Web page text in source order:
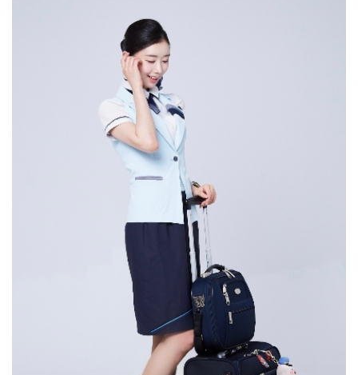
덕분에 저는 제가 하고 싶었던 안경원을 운영하고 있으며
모교에서 강의도 하고 있습니다.기회를 잡기 위해서
꾸준히 준비하고 있는다면 우연히 찾아오는 기회를 놓치지
않고 잡을 수 있을 거라고 생각합니다.
큰 도움이 되었습니다. 물리치료학과에서는 임상실습을
8주간, 총 2번 진행하고 있습니다. 실습지는 대학병원부터
종합병원, 재활병원, 요양병원 등으로 다양한데 저는
대학병원, 재활병원에서 실습하며 다양한 분야를
경험하고, 환자분들과 소통하는 태도와 마음가짐을
직접적으로 배울 수 있었습니다. 미래에 몸담고 싶은
분야를 아직 결정하지 못했다면, 다양한 현장을 보고 느낄
수 있는 병원에서 실습을 하며 임상을 경험하고 병원
시스템의 구조를 이해하면 좋을 것 같습니다.그리고 교내
축제나 동아리 활동으로 대학 생활을 즐길 수 있는 요소를
찾아 의미 있는 추억도 만들고, 후회 없는 대학 생활을
보내셨으면 좋겠습니다. 학교 공지나 소식도 수시로
확인하여 자신에게 실질적으로 도움이 될 수 있는 정보를
찾는 것이 도움이 될 것이라고 생각합니다. 어떤 진로를
선택하든, 최선을 다해 자신의 열정을 발휘하여 사회에
선한 영향력을 제공하는 분들이 될 수 있기를
응원하겠습니다. 다양한 자리에서 좋은 인연으로
만나뵈었으면 좋겠습니다, 감사합니다.
받고, 저도 해외여행을 많이 하면서 어떤 직업이 사람들도
많이 만나고 해외여행도 자유롭게 다닐 수 있을까? 라고
생각했을 때 아무래도 객실 승무원이 가장 적합한
직업이라는 생각이 들었습니다. 백녹담 : 본인의 현재
직장과 직무에 대해 간단하게 소개 부탁드립니다. 우성하
동문 : 저는 에어프레미아 주식회사에서 현재 객실
승무원으로 일을 하고 있습니다. 백녹담 : 에어프레미아
주식회사, 많은 분들에게 생소하게 느껴지실 수도 있을 것
같은데요. 우성하 동문 : 네. 에어프레미아 주식회사는 국내
항공사인데 이번에 새로 생겼습니다. 생긴 지 얼마 되지
않았고, 중장거리만 가는 사업 모델이기 때문에 애초에
국내선은 아예 없고 전부 다 미주노선이나 유럽 2쪽으로
많이 갑니다. 그래서 어학이나 글로벌 마인드에 굉장히
적합한 인재들을 채용해서 좋은 기회로 일하고 있다고
생각합니다. 백녹담 : 미주나 유럽 노선 쪽으로 비행기
타시면서 기내에서 많은 시간을 보내고 계시겠네요. 일을
하면서 힘드신 점은 없으신가요? 우성하 동문 : 사실 생긴
지 얼마 안 된 회사고 스타트업을 베이스로 시작한